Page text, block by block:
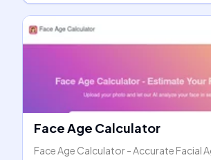
Face Age Calculator
Face Age Calculator - Accurate Facial